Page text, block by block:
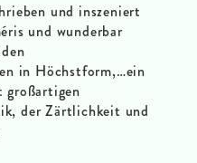
und inszeniert
und wunderbar
in Höchstform,…ein
der Zärtlichkeit und